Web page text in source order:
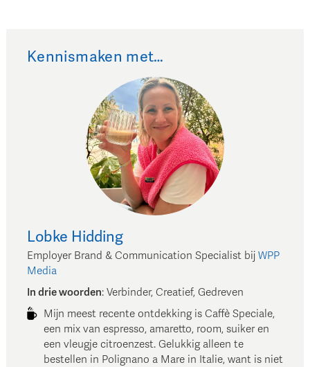
Kennismaken met…
Lobke Hidding
Employer Brand & Communication Specialist bij WPP
Media
In drie woorden: Verbinder, Creatief, Gedreven
Mijn meest recente ontdekking is Caffè Speciale,
een mix van espresso, amaretto, room, suiker en
een vleugje citroenzest. Gelukkig alleen te
bestellen in Polignano a Mare in Italie, want is niet